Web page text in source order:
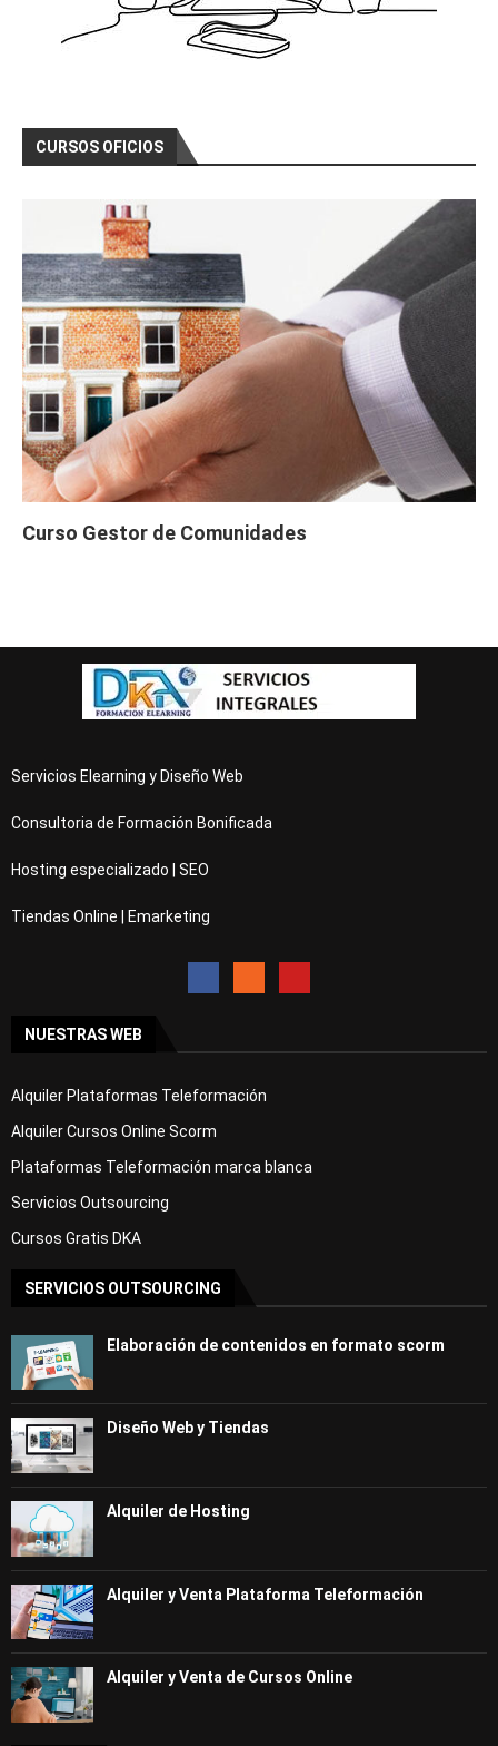
CURSOS OFICIOS
Curso Gestor de Comunidades
Servicios Elearning y Diseño Web
Consultoria de Formación Bonificada
Hosting especializado | SEO
Tiendas Online | Emarketing
NUESTRAS WEB
Alquiler Plataformas Teleformación
Alquiler Cursos Online Scorm
Plataformas Teleformación marca blanca
Servicios Outsourcing
Cursos Gratis DKA
SERVICIOS OUTSOURCING
Elaboración de contenidos en formato scorm
Diseño Web y Tiendas
Alquiler de Hosting
Alquiler y Venta Plataforma Teleformación
Alquiler y Venta de Cursos Online